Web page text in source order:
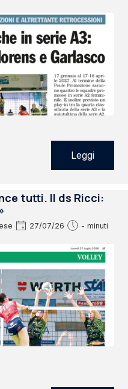
Leggi
tutti. Il ds Ricci:
27/07/26 - minuti